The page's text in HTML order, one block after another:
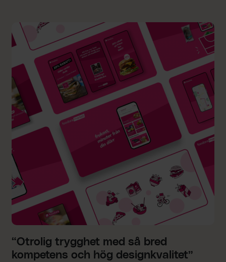
“Otrolig trygghet med så bred
kompetens och hög designkvalitet”